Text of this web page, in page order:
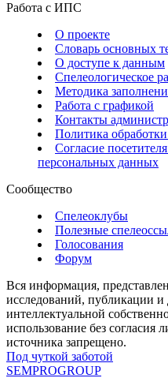
Работа с ИПС
О проекте
Словарь основных
О доступе к данным
Спелеологическое
Методика
Работа с графикой
Контакты
Политика
Согласие
персональных данных
Сообщество
Спелеоклубы
Полезные
Голосования
Форум
Вся информация,
исследований, публикации и
интеллектуальной
использование без согласия
источника запрещено.
Под чуткой заботой
SEMPROGROUP